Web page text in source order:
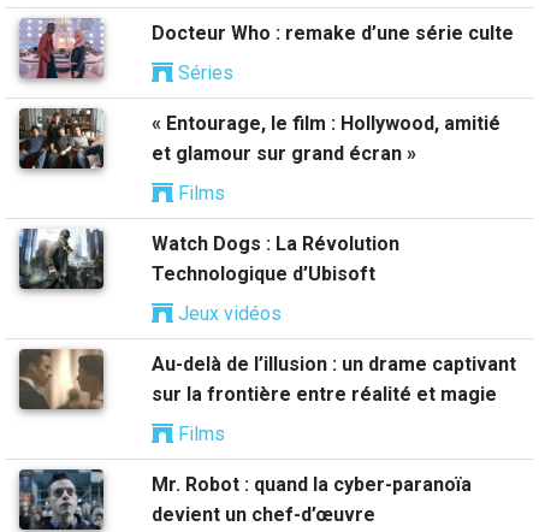
Docteur Who : remake d’une série culte
Séries
« Entourage, le film : Hollywood, amitié
et glamour sur grand écran »
Films
Watch Dogs : La Révolution
Technologique d’Ubisoft
Jeux vidéos
Au-delà de l’illusion : un drame captivant
sur la frontière entre réalité et magie
Films
Mr. Robot : quand la cyber-paranoïa
devient un chef-d’œuvre